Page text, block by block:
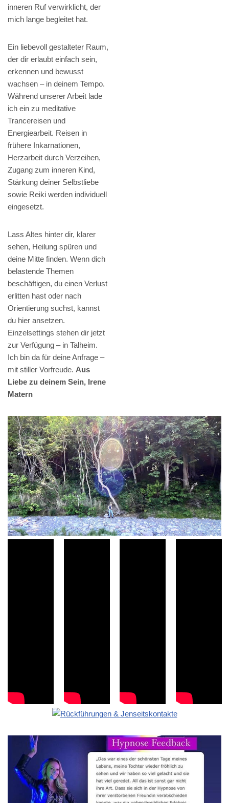
inneren Ruf verwirklicht, der
mich lange begleitet hat.
Ein liebevoll gestalteter Raum,
der dir erlaubt einfach sein,
erkennen und bewusst
wachsen – in deinem Tempo.
Während unserer Arbeit lade
ich ein zu meditative
Trancereisen und
Energiearbeit. Reisen in
frühere Inkarnationen,
Herzarbeit durch Verzeihen,
Zugang zum inneren Kind,
Stärkung deiner Selbstliebe
sowie Reiki werden individuell
eingesetzt.
Lass Altes hinter dir, klarer
sehen, Heilung spüren und
deine Mitte finden. Wenn dich
belastende Themen
beschäftigen, du einen Verlust
erlitten hast oder nach
Orientierung suchst, kannst
du hier ansetzen.
Einzelsettings stehen dir jetzt
zur Verfügung – in Talheim.
Ich bin da für deine Anfrage –
mit stiller Vorfreude. Aus
Liebe zu deinem Sein, Irene
Matern